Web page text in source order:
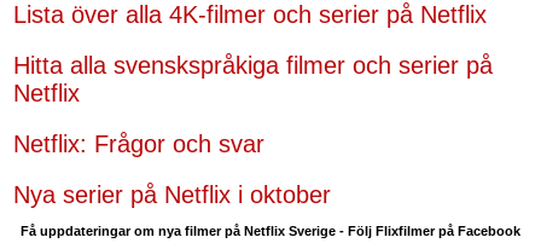
Lista över alla 4K-filmer och serier på Netflix
Hitta alla svenskspråkiga filmer och serier på
Netflix
Netflix: Frågor och svar
Nya serier på Netflix i oktober
Få uppdateringar om nya filmer på Netflix Sverige - Följ Flixfilmer på Facebook